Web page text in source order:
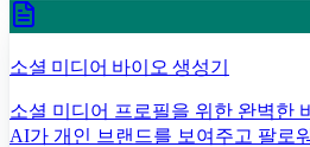
소셜 미디어 바이오 생성기
소셜 미디어 프로필을 위한 완벽한
AI가 개인 브랜드를 보여주고 팔로